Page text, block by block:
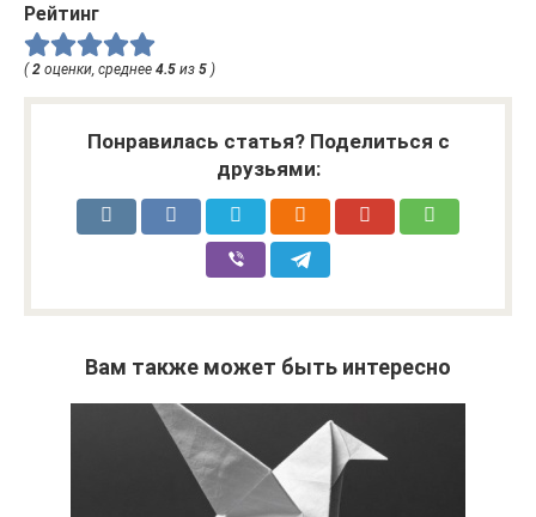
Рейтинг
( 2 оценки, среднее 4.5 из 5 )
Понравилась статья? Поделиться с
друзьями:
Вам также может быть интересно